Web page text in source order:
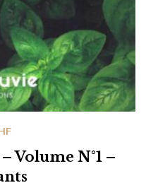
Volume N°1 –